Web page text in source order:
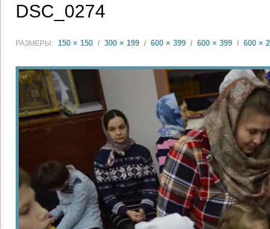
DSC_0274
РАЗМЕРЫ: 150 × 150 / 300 × 199 / 600 × 399 / 600 × 399 / 600 ×